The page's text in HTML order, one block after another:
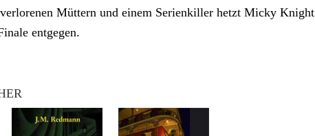
Müttern und einem Serienkiller hetzt Micky Knight
entgegen.